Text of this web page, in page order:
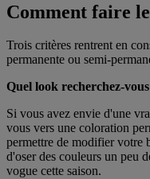
Comment faire
Trois critères rentrent en
permanente ou semi-
Quel look recherchez-
Si vous avez envie d'une
vous vers une coloration
permettre de modifier votre
d'oser des couleurs un peu
vogue cette saison.